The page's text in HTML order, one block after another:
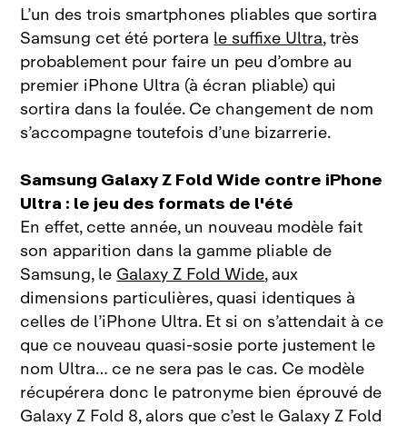
L’un des trois smartphones pliables que sortira
Samsung cet été porterale suffixe Ultra, très
probablement pour faire un peu d’ombre au
premier iPhone Ultra (à écran pliable) qui
sortira dans la foulée. Ce changement de nom
s’accompagne toutefois d’une bizarrerie.
Samsung Galaxy Z Fold Wide contre iPhone
Ultra : le jeu des formats de l'été
En effet, cette année, un nouveau modèle fait
son apparition dans la gamme pliable de
Samsung, leGalaxy Z Fold Wide, aux
dimensions particulières, quasi identiques à
celles de l’iPhone Ultra. Et si on s’attendait à ce
que ce nouveau quasi‑sosie porte justement le
nom Ultra… ce ne sera pas le cas. Ce modèle
récupérera donc le patronyme bien éprouvé de
Galaxy Z Fold 8, alors que c’est le Galaxy Z Fold